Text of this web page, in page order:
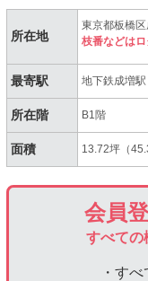
所在地
東京都板橋区
枝番などは
最寄駅 地下鉄成増駅
所在階 B1階
面積 13.72坪（
会員
すべての
・す